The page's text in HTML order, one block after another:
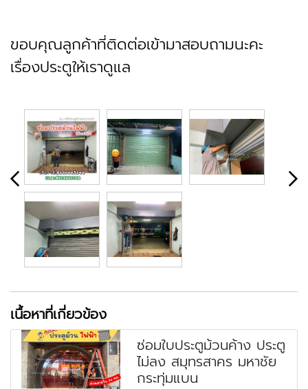
ขอบคุณลูกค้าที่ติดต่อเข้ามาสอบถามนะคะ
เรื่องประตูให้เราดูแล
เนื้อหาที่เกี่ยวข้อง
ซ่อมใบประตูม้วนค้าง ประตู
ไม่ลง สมุทรสาคร มหาชัย
กระทุ่มแบน